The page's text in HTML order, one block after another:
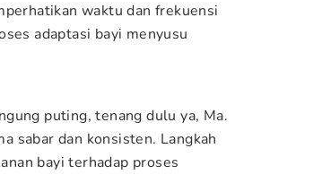
waktu dan frekuensi
adaptasi bayi menyusu
puting, tenang dulu ya, Ma.
sabar dan konsisten. Langkah
bayi terhadap proses